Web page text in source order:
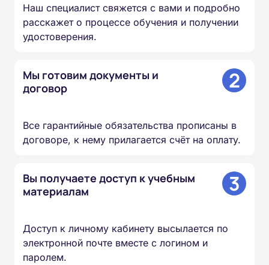
Наш специалист свяжется с вами и подробно
расскажет о процессе обучения и получении
удостоверения.
Мы готовим документы и
договор
2
Все гарантийные обязательства прописаны в
договоре, к нему прилагается счёт на оплату.
Вы получаете доступ к учебным
материалам
3
Доступ к личному кабинету высылается по
электронной почте вместе с логином и
паролем.